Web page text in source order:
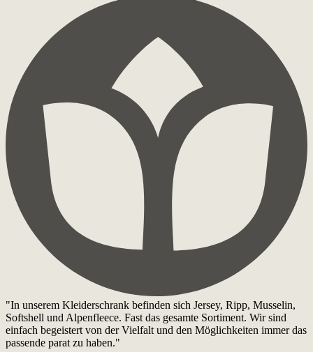
"In unserem Kleiderschrank befinden sich Jersey, Ripp, Musselin,
Softshell und Alpenfleece. Fast das gesamte Sortiment. Wir sind
einfach begeistert von der Vielfalt und den Möglichkeiten immer das
passende parat zu haben."